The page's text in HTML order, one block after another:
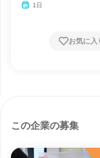
1日
お気に入
この企業の募集